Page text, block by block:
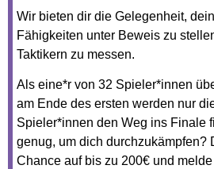
Wir bieten dir die Gelegenheit,
Fähigkeiten unter Beweis zu
Taktikern zu messen.
Als eine*r von 32 Spieler*innen
am Ende des ersten werden nur
Spieler*innen den Weg ins Finale
genug, um dich durchzukämpfen?
Chance auf bis zu 200€ und